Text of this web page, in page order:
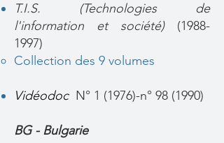
T.I.S. (Technologies de
l'information et société)
(1988-
1997)
Collection des 9 volumes ​
Vidéodoc N° 1 (1976)-n° 98 (1990)​
BG - Bulgarie